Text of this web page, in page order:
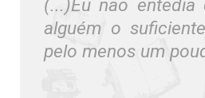
(...)Eu não
alguém o
pelo menos um